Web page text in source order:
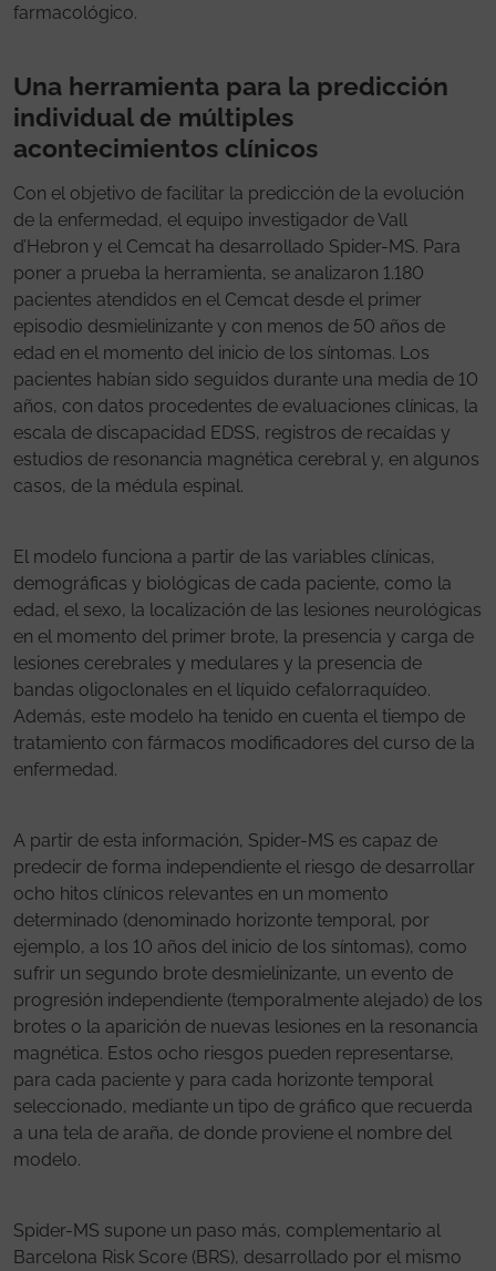
farmacológico.
Una herramienta para la predicción
individual de múltiples
acontecimientos clínicos
Con el objetivo de facilitar la predicción de la evolución
de la enfermedad, el equipo investigador de Vall
d’Hebron y el Cemcat ha desarrollado Spider-MS. Para
poner a prueba la herramienta, se analizaron 1.180
pacientes atendidos en el Cemcat desde el primer
episodio desmielinizante y con menos de 50 años de
edad en el momento del inicio de los síntomas. Los
pacientes habían sido seguidos durante una media de 10
años, con datos procedentes de evaluaciones clínicas, la
escala de discapacidad EDSS, registros de recaídas y
estudios de resonancia magnética cerebral y, en algunos
casos, de la médula espinal.
El modelo funciona a partir de las variables clínicas,
demográficas y biológicas de cada paciente, como la
edad, el sexo, la localización de las lesiones neurológicas
en el momento del primer brote, la presencia y carga de
lesiones cerebrales y medulares y la presencia de
bandas oligoclonales en el líquido cefalorraquídeo.
Además, este modelo ha tenido en cuenta el tiempo de
tratamiento con fármacos modificadores del curso de la
enfermedad.
A partir de esta información, Spider-MS es capaz de
predecir de forma independiente el riesgo de desarrollar
ocho hitos clínicos relevantes en un momento
determinado (denominado horizonte temporal, por
ejemplo, a los 10 años del inicio de los síntomas), como
sufrir un segundo brote desmielinizante, un evento de
progresión independiente (temporalmente alejado) de los
brotes o la aparición de nuevas lesiones en la resonancia
magnética. Estos ocho riesgos pueden representarse,
para cada paciente y para cada horizonte temporal
seleccionado, mediante un tipo de gráfico que recuerda
a una tela de araña, de donde proviene el nombre del
modelo.
Spider-MS supone un paso más, complementario al
Barcelona Risk Score (BRS), desarrollado por el mismo